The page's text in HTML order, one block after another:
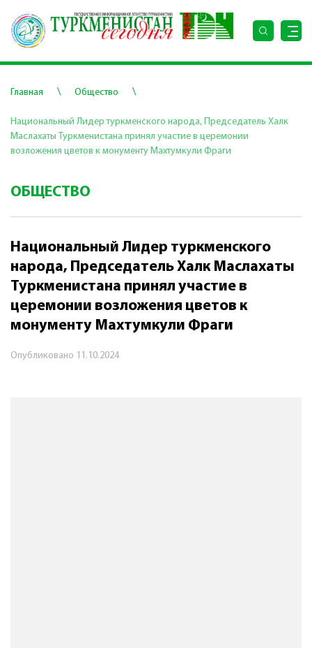
Главная \ Общество \
Национальный Лидер туркменского народа, Председатель Халк
Маслахаты Туркменистана принял участие в церемонии
возложения цветов к монументу Махтумкули Фраги
ОБЩЕСТВО
Национальный Лидер туркменского
народа, Председатель Халк Маслахаты
Туркменистана принял участие в
церемонии возложения цветов к
монументу Махтумкули Фраги
Опубликовано 11.10.2024